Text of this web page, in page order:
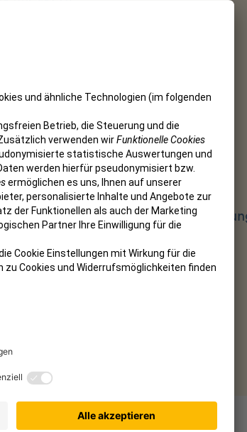
IhremKundenkontoauf Sie.
Freunde-werben-Programms von petolo finden Sie
Sie jederzeit auf den